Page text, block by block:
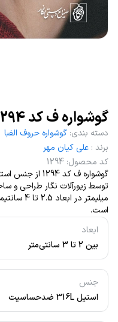
گوشواره ف کد 1294
ابعاد
بین 2 تا 3 سانتی‌متر
جنس
استیل 316L ضدحساسیت
دسته بندی: گوشواره حروف الفبا
برند : علی کیان مهر
کد محصول:
1294
گوشواره ف کد
میلیمتر
است.